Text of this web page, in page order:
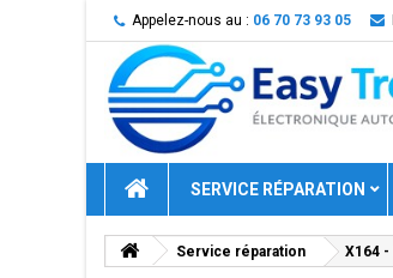
Appelez-nous au : 06 70 73 93 05
SERVICE RÉPARATION
Service réparation X164